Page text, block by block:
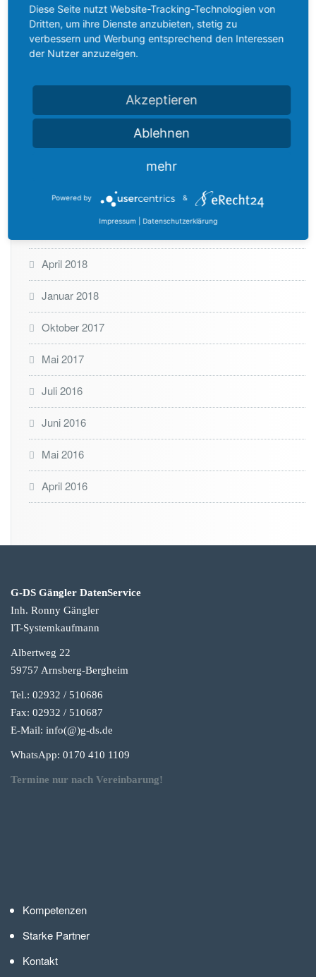
1
9
Oktober 2019
Juli 2019
Juni 2018
April 2018
Januar 2018
Oktober 2017
Mai 2017
Juli 2016
Juni 2016
Mai 2016
April 2016
G-DS Gängler DatenService
Inh. Ronny Gängler
IT-Systemkaufmann
Albertweg 22
59757 Arnsberg-Bergheim
Tel.: 02932 / 510686
Fax: 02932 / 510687
E-Mail: info(@)g-ds.de
WhatsApp: 0170 410 1109
Termine nur nach Vereinbarung!
Kompetenzen
Starke Partner
Kontakt
Diese Seite nutzt Website-Tracking-Technologien von
Dritten, um ihre Dienste anzubieten, stetig zu
verbessern und Werbung entsprechend den Interessen
der Nutzer anzuzeigen.
Akzeptieren
Ablehnen
mehr
Powered by &
Impressum Datenschutzerklärung